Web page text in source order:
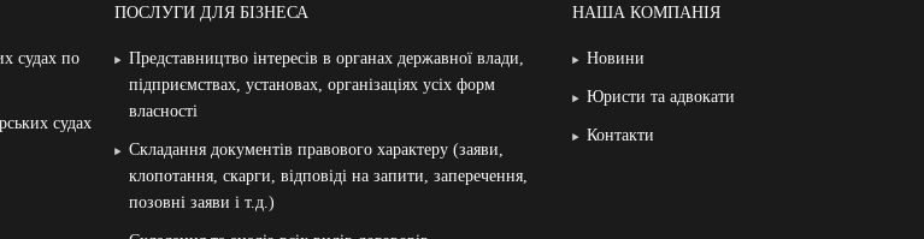
судах по
судах
ПОСЛУГИ ДЛЯ БІЗНЕСА
Представництво інтересів в органах державної влади,
підприємствах, установах, організаціях усіх форм
власності
Складання документів правового характеру (заяви,
клопотання, скарги, відповіді на запити, заперечення,
позовні заяви і т.д.)
НАША КОМПАНІЯ
Новини
Юристи та адвокати
Контакти